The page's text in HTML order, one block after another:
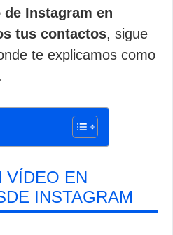
Instagram en
tus contactos, sigue
te explicamos como
VÍDEO EN
INSTAGRAM